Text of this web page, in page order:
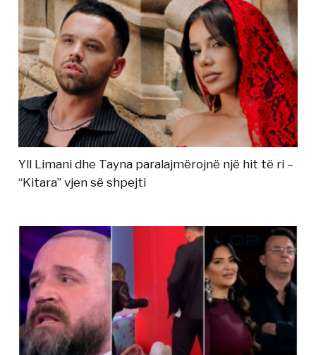
Yll Limani dhe Tayna paralajmërojnë një hit të ri –
“Kitara” vjen së shpejti